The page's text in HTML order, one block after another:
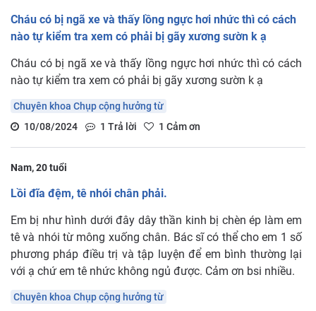
Cháu có bị ngã xe và thấy lồng ngực hơi nhức thì có cách
nào tự kiểm tra xem có phải bị gãy xương sườn k ạ
Cháu có bị ngã xe và thấy lồng ngực hơi nhức thì có cách
nào tự kiểm tra xem có phải bị gãy xương sườn k ạ
Chuyên khoa Chụp cộng hưởng từ
10/08/2024
1 Trả lời 1 Cảm ơn
Nam, 20 tuổi
Lồi đĩa đệm, tê nhói chân phải.
Em bị như hình dưới đây dây thần kinh bị chèn ép làm em
tê và nhói từ mông xuống chân. Bác sĩ có thể cho em 1 số
phương pháp điều trị và tập luyện để em bình thường lại
với ạ chứ em tê nhức không ngủ được. Cảm ơn bsi nhiều.
Chuyên khoa Chụp cộng hưởng từ